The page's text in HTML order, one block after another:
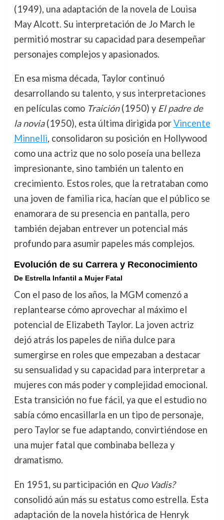
(1949), una adaptación de la novela de Louisa
May Alcott. Su interpretación de Jo March le
permitió mostrar su capacidad para desempeñar
personajes complejos y apasionados.
En esa misma década, Taylor continuó
desarrollando su talento, y sus interpretaciones
en películas como Traición(1950) y El padre de
la novia(1950), esta última dirigida porVincente
Minnelli, consolidaron su posición en Hollywood
como una actriz que no solo poseía una belleza
impresionante, sino también un talento en
crecimiento. Estos roles, que la retrataban como
una joven de familia rica, hacían que el público se
enamorara de su presencia en pantalla, pero
también dejaban entrever un potencial más
profundo para asumir papeles más complejos.
Evolución de su Carrera y Reconocimiento
De Estrella Infantil a Mujer Fatal
Con el paso de los años, la MGM comenzó a
replantearse cómo aprovechar al máximo el
potencial de Elizabeth Taylor. La joven actriz
dejó atrás los papeles de niña dulce para
sumergirse en roles que empezaban a destacar
su sensualidad y su capacidad para interpretar a
mujeres con más poder y complejidad emocional.
Esta transición no fue fácil, ya que el estudio no
sabía cómo encasillarla en un tipo de personaje,
pero Taylor se fue adaptando, convirtiéndose en
una mujer fatal que combinaba belleza y
dramatismo.
En 1951, su participación en Quo Vadis?
consolidó aún más su estatus como estrella. Esta
adaptación de la novela histórica de Henryk